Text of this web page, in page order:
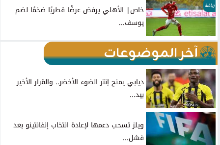
رياضة
خاص| الأهلي يرفض عرضًا قطريًا ضخمًا لضم
يوسف...
آخر الموضوعات
ديابي يمنح إنتر الضوء الأخضر.. والقرار الأخير
بيد...
ويلز تسحب دعمها لإعادة انتخاب إنفانتينو بعد
فشل...